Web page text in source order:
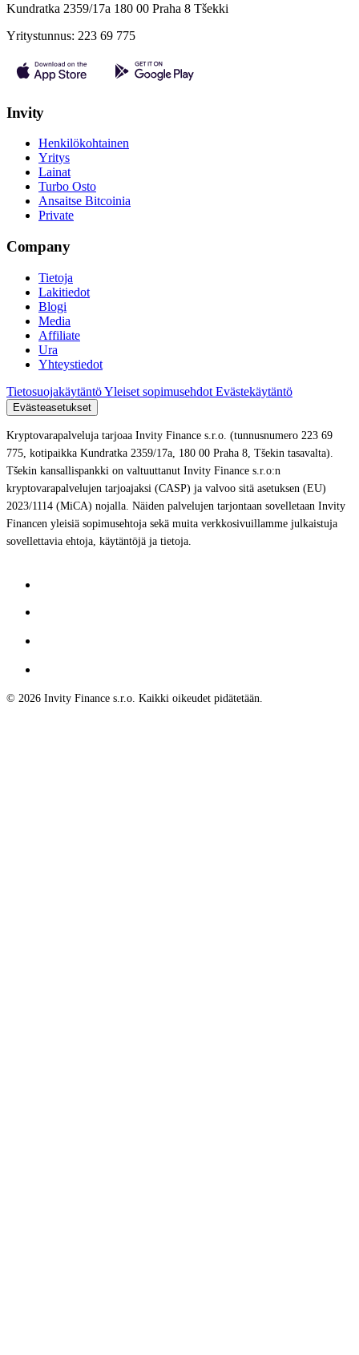
Kundratka 2359/17a 180 00 Praha 8 Tšekki
Yritystunnus: 223 69 775
Invity
Henkilökohtainen
Yritys
Lainat
Turbo Osto
Ansaitse Bitcoinia
Private
Company
Tietoja
Lakitiedot
Blogi
Media
Affiliate
Ura
Yhteystiedot
TietosuojakäytäntöYleiset sopimusehdot Evästekäytäntö
Evästeasetukset
Kryptovarapalveluja tarjoaa Invity Finance s.r.o. (tunnusnumero 223 69
775, kotipaikka Kundratka 2359/17a, 180 00 Praha 8, Tšekin tasavalta).
Tšekin kansallispankki on valtuuttanut Invity Finance s.r.o:n
kryptovarapalvelujen tarjoajaksi (CASP) ja valvoo sitä asetuksen (EU)
2023/1114 (MiCA) nojalla. Näiden palvelujen tarjontaan sovelletaan Invity
Financen yleisiä sopimusehtoja sekä muita verkkosivuillamme julkaistuja
sovellettavia ehtoja, käytäntöjä ja tietoja.
© 2026 Invity Finance s.r.o. Kaikki oikeudet pidätetään.